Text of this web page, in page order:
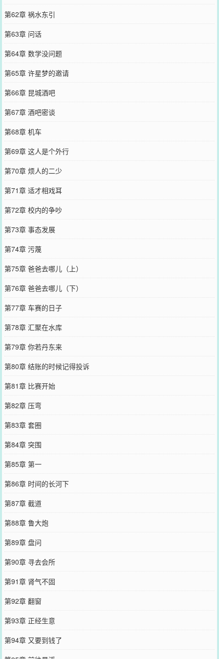
第62章 祸水东引
第63章 问话
第64章 数学没问题
第65章 许星梦的邀请
第66章 昆城酒吧
第67章 酒吧密谈
第68章 机车
第69章 这人是个外行
第70章 烦人的二少
第71章 适才相戏耳
第72章 校内的争吵
第73章 事态发展
第74章 污蔑
第75章 爸爸去哪儿（上）
第76章 爸爸去哪儿（下）
第77章 车赛的日子
第78章 汇聚在水库
第79章 你若丹东来
第80章 结账的时候记得投诉
第81章 比赛开始
第82章 压弯
第83章 套圈
第84章 突围
第85章 第一
第86章 时间的长河下
第87章 截道
第88章 鲁大炮
第89章 盘问
第90章 寻去会所
第91章 肾气不固
第92章 翻窗
第93章 正经生意
第94章 又要到钱了